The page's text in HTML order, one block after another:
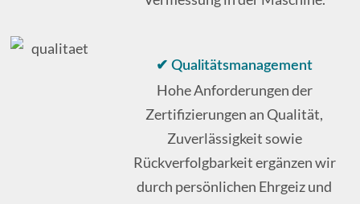
✔ Qualitätsmanagement
Hohe Anforderungen der
Zertifizierungen an Qualität,
Zuverlässigkeit sowie
Rückverfolgbarkeit ergänzen wir
durch persönlichen Ehrgeiz und